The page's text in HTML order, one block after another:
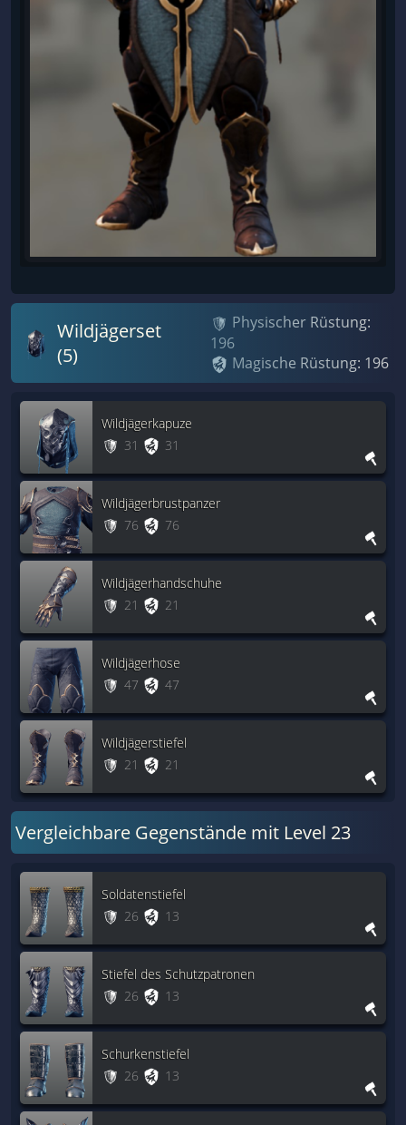
Wildjägerset
(5)
Physischer Rüstung:
196
Magische Rüstung: 196
Wildjägerkapuze
31
31
Wildjägerbrustpanzer
76
76
Wildjägerhandschuhe
21
21
Wildjägerhose
47
47
Wildjägerstiefel
21
21
Vergleichbare Gegenstände mit Level 23
Soldatenstiefel
26
13
Stiefel des Schutzpatronen
26
13
Schurkenstiefel
26
13